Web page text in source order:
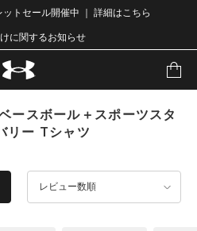
ットセール開催中 ｜ 詳細はこちら
に関するお知らせ
ースボール＋スポーツスタ
リー Tシャツ
レビュー数順